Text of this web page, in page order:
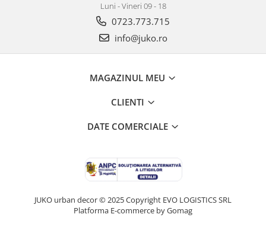
Luni - Vineri 09 - 18
0723.773.715
info@juko.ro
MAGAZINUL MEU
CLIENTI
DATE COMERCIALE
JUKO urban decor © 2025 Copyright EVO LOGISTICS SRL
Platforma E-commerce by Gomag